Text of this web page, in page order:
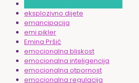
eksplozivno dijete
emancipacija
emi pikler
Emina Pršić
emocionalna bliskost
emocionalna inteligencija
emocionalna otpornost
emocionalna regulacija